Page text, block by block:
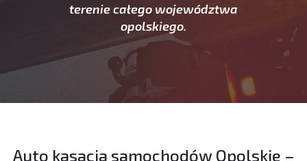
terenie całego województwa
opolskiego.
Auto kasacja samochodów Opolskie –